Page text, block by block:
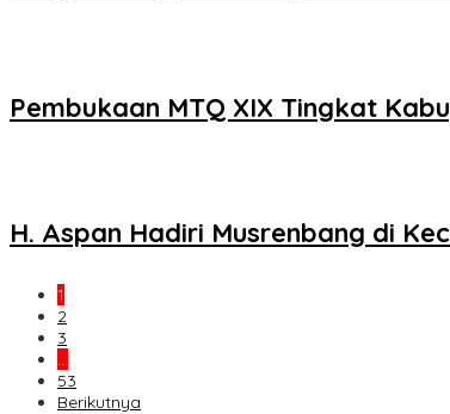
Pembukaan MTQ XIX Tingkat
H. Aspan Hadiri Musrenbang di
1
2
3
…
53
Berikutnya